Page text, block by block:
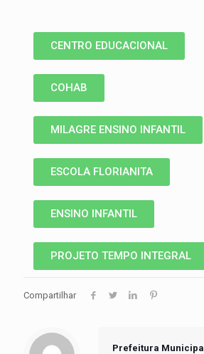
CENTRO EDUCACIONAL
COHAB
MILAGRE ENSINO INFANTIL
ESCOLA FLORIANITA
ENSINO INFANTIL
PROJETO TEMPO INTEGRAL
Compartilhar
Prefeitura Municipal